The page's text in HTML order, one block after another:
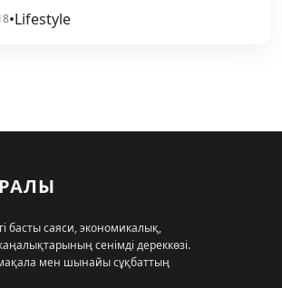
•Lifestyle
басты саяси, экономикалық,
сенімді дереккөзі.
мен шынайы сұқбаттың